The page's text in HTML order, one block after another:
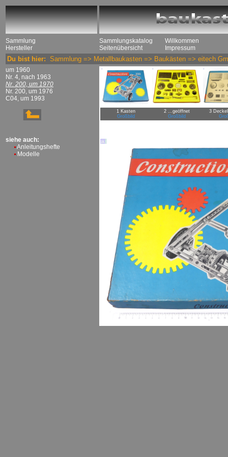
Sammlung
Hersteller
Sammlungskatalog
Seitenübersicht
Willkommen
Impressum
Du bist hier: Sammlung => Metallbaukasten => Baukästen => eitech
um 1960
Nr. 4, nach 1963
Nr. 200, um 1970
Nr. 200, um 1976
C04, um 1993
siehe auch:
Anleitungshefte
Modelle
1 Kasten
Großbild
2 ...geöffnet
Großbild
3